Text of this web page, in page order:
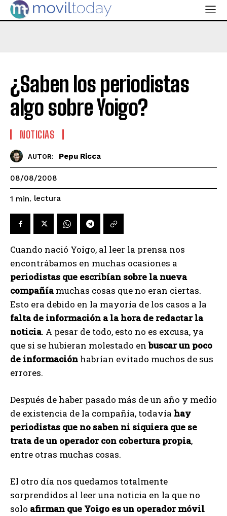
¿Saben los periodistas
algo sobre Yoigo?
NOTICIAS
AUTOR: Pepu Ricca
08/08/2008
1 min. lectura
Cuando nació Yoigo, al leer la prensa nos
encontrábamos en muchas ocasiones a
periodistas que escribían sobre la nueva
compañíamuchas cosas que no eran ciertas.
Esto era debido en la mayoría de los casos a la
falta de información a la hora de redactar la
noticia. A pesar de todo, esto no es excusa, ya
que si se hubieran molestado enbuscar un poco
de información habrían evitado muchos de sus
errores.
Después de haber pasado más de un año y medio
de existencia de la compañía, todavía hay
periodistas que no saben ni siquiera que se
trata de un operador con cobertura propia,
entre otras muchas cosas.
El otro día nos quedamos totalmente
sorprendidos al leer una noticia en la que no
solo afirman que Yoigo es un operador móvil